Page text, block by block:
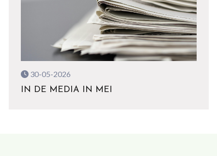
30-05-2026
IN DE MEDIA IN MEI